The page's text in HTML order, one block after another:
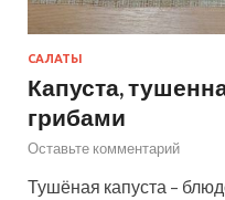
САЛАТЫ
Капуста,
грибами
Оставьте комментарий
Тушёная капуста –